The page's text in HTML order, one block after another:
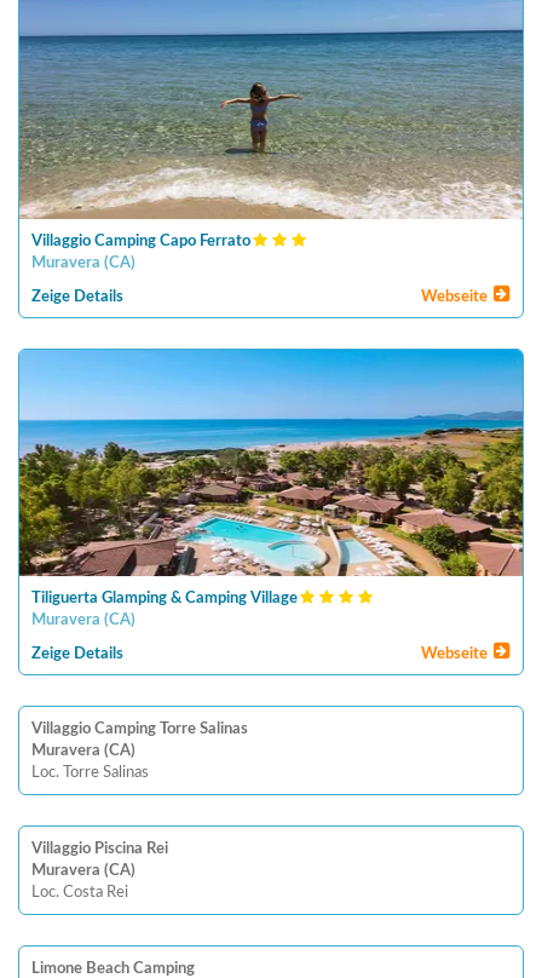
Villaggio Camping Capo Ferrato
Muravera (CA)
Zeige Details Webseite
Tiliguerta Glamping & Camping Village
Muravera (CA)
Zeige Details Webseite
Villaggio Camping Torre Salinas
Muravera (CA)
Loc. Torre Salinas
Villaggio Piscina Rei
Muravera (CA)
Loc. Costa Rei
Limone Beach Camping